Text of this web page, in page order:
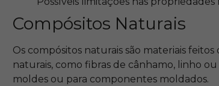
Compósitos Naturais
Os compósitos naturais são materiais
naturais, como fibras de cânhamo, linho
moldes ou para componentes moldados.